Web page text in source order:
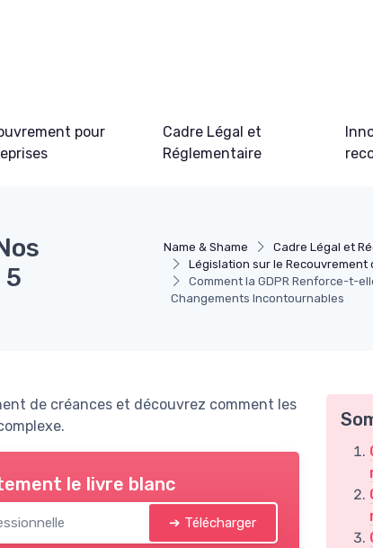
pour
Cadre Légal et
Réglementaire
Name & Shame
Cadre Légal et
Législation sur le Recouvrement
Comment la GDPR Renforce-t-
Changements Incontournables
5
de créances et découvrez comment les
le livre blanc
➔ Télécharger